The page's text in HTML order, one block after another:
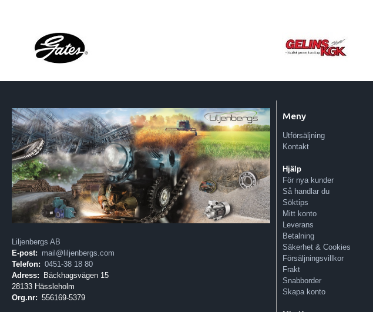
Liljenbergs AB
E-post: mail@liljenbergs.com
Telefon: 0451-38 18 80
Adress:
Bäckhagsvägen 15
28133 Hässleholm
Org.nr: 556169-5379
Meny
Utförsäljning
Kontakt
Hjälp
För nya kunder
Så handlar du
Söktips
Mitt konto
Leverans
Betalning
Säkerhet & Cookies
Försäljningsvillkor
Frakt
Snabborder
Skapa konto